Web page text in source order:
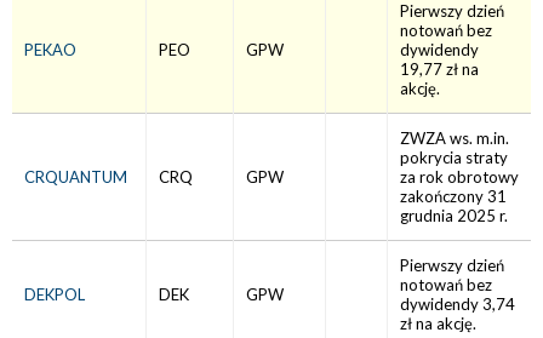
PEKAO PEO GPW
Pierwszy dzień
notowań bez
dywidendy
19,77 zł na
akcję.
CRQUANTUM CRQ GPW
ZWZA ws. m.in.
pokrycia straty
za rok obrotowy
zakończony 31
grudnia 2025 r.
DEKPOL DEK GPW
Pierwszy dzień
notowań bez
dywidendy 3,74
zł na akcję.